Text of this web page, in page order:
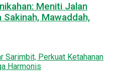
Meniti Jalan
Sakinah, Mawaddah,